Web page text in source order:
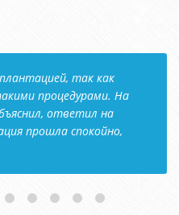
так как
процедурами. На
ответил на
прошла спокойно,